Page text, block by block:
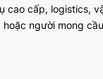
cấp, logistics,
người mong